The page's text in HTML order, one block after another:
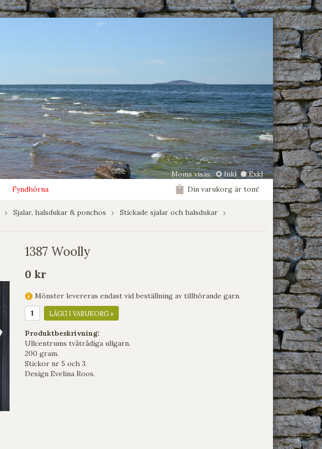
Moms visas: Inkl
Exkl
Fyndhörna Din varukorg är tom!
Sjalar, halsdukar & ponchos
Stickade sjalar och halsdukar
1387 Woolly
0 kr
Mönster levereras endast vid beställning av tillhörande garn.
LÄGG I VARUKORG »
Produktbeskrivning:
Ullcentrums tvåtrådiga ullgarn.
200 gram.
Stickor nr 5 och 3.
Design Evelina Roos.